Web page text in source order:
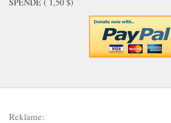
Reklame: